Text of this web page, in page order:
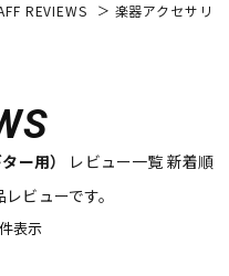
ウクレレ
REVIEWS 楽器アクセサリ
ー用）
レビュー一覧 新着順
ビューです。
表示